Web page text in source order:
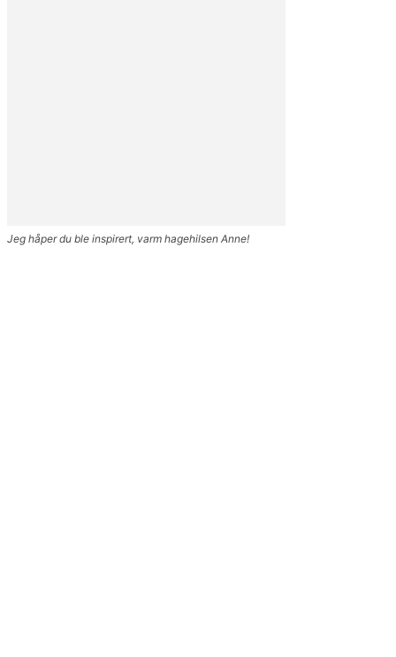
Jeg håper du ble inspirert, varm hagehilsen Anne!